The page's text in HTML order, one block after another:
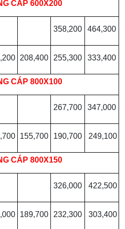
CÁP 600X200
358,200 464,300
208,400 255,300 333,400
CÁP 800X100
267,700 347,000
155,700 190,700 249,100
CÁP 800X150
326,000 422,500
189,700 232,300 303,400